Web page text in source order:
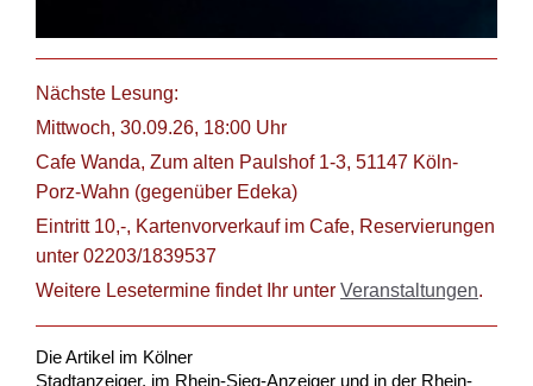
Nächste Lesung:
Mittwoch, 30.09.26, 18:00 Uhr
Cafe Wanda, Zum alten Paulshof 1-3, 51147 Köln-
Porz-Wahn (gegenüber Edeka)
Eintritt 10,-, Kartenvorverkauf im Cafe, Reservierungen
unter 02203/1839537
Weitere Lesetermine findet Ihr unter Veranstaltungen.
Die Artikel im Kölner
Stadtanzeiger, im Rhein-Sieg-Anzeiger und in der Rhein-